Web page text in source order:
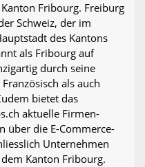
Fribourg. Freiburg
Schweiz, der im
des Kantons
als Fribourg auf
durch seine
als auch
bietet das
aktuelle Firmen-
über die E-Commerce-
Unternehmen
Kanton Fribourg.